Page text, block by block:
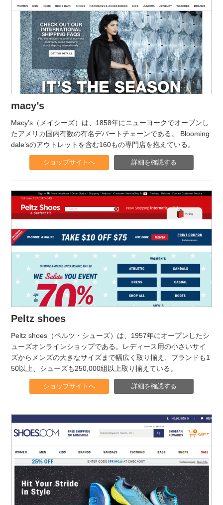
macy’s
Macy’s（メイシーズ）は、1858年にニューヨークでオープンし
たアメリカ国内有数の有名デパートチェーンである。 Blooming
dale’sのアウトレットを含む160もの専門店を抱えている。
ショップサイトへ 詳細を確認する
Peltz shoes
Peltz shoes（ペルツ・シューズ）は、1957年にオープンしたシ
ューズオンラインショップである。レディース用の小さいサイ
ズからメンズの大きなサイズまで幅広く取り揃え、ブランドも1
50以上、シューズも250,000組以上取り揃えている。
ショップサイトへ 詳細を確認する